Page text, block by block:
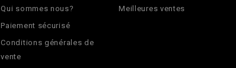
Qui sommes nous?
Paiement sécurisé
Conditions générales de
vente
Meilleures ventes